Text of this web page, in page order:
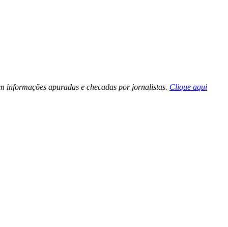
informações apuradas e checadas por jornalistas. Clique aqui